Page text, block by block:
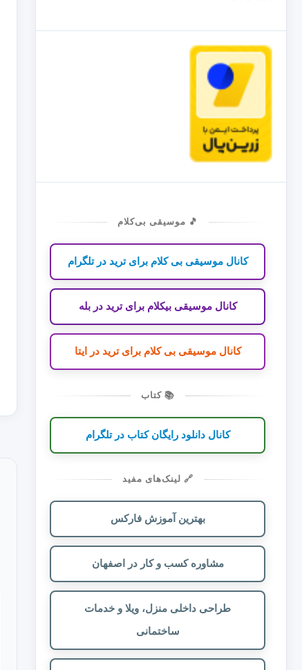
🎵 موسیقی بی‌کلام
کانال موسیقی بی کلام برای ترید در تلگرام
کانال موسیقی بیکلام برای ترید در بله
کانال موسیقی بی کلام برای ترید در ایتا
📚 کتاب
کانال دانلود رایگان کتاب در تلگرام
🔗 لینک‌های مفید
بهترین آموزش فارکس
مشاوره کسب و کار در اصفهان
طراحی داخلی منزل، ویلا و خدمات
ساختمانی